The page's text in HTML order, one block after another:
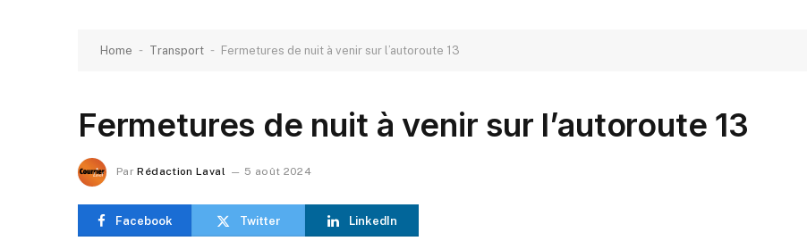
Home - Transport - Fermetures de nuit à venir sur l’autoroute 13
Fermetures de nuit à venir sur l’autoroute 13
Par Rédaction Laval 5 août 2024
Facebook Twitter LinkedIn